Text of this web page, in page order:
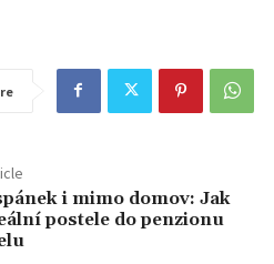
i mimo domov: Jak
postele do penzionu